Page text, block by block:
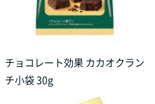
チョコレート効果 カカオクラン
チ小袋 30g